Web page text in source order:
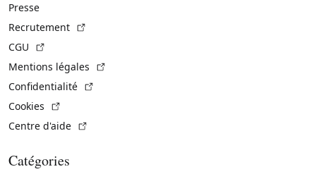
Presse
Recrutement
CGU
Mentions légales
Confidentialité
Cookies
Centre d'aide
Catégories